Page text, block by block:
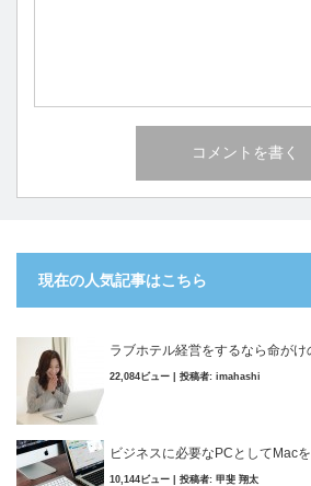
現在の人気記事はこちら
ラブホテル経営をするなら命がけ
22,084ビュー 投稿者: imahashi
ビジネスに必要なPCとしてMac
10,144ビュー 投稿者: 甲斐 翔太